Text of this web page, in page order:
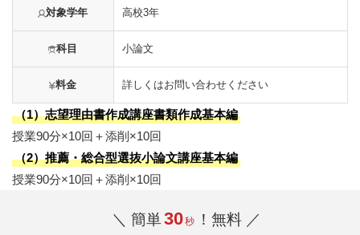
対象学年 高校3年
科目 小論文
料金 詳しくはお問い合わせください
（1）志望理由書作成講座書類作成基本編
授業90分×10回＋添削×10回
（2）推薦・総合型選抜小論文講座基本編
授業90分×10回＋添削×10回
＼ 簡単30秒 ！無料 ／